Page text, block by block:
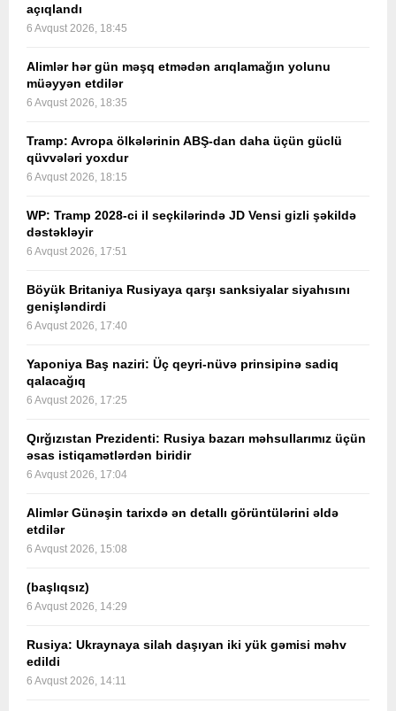
açıqlandı
6 Avqust 2026, 18:45
Alimlər hər gün məşq etmədən arıqlamağın yolunu
müəyyən etdilər
6 Avqust 2026, 18:35
Tramp: Avropa ölkələrinin ABŞ-dan daha üçün güclü
qüvvələri yoxdur
6 Avqust 2026, 18:15
WP: Tramp 2028-ci il seçkilərində JD Vensi gizli şəkildə
dəstəkləyir
6 Avqust 2026, 17:51
Böyük Britaniya Rusiyaya qarşı sanksiyalar siyahısını
genişləndirdi
6 Avqust 2026, 17:40
Yaponiya Baş naziri: Üç qeyri-nüvə prinsipinə sadiq
qalacağıq
6 Avqust 2026, 17:25
Qırğızıstan Prezidenti: Rusiya bazarı məhsullarımız üçün
əsas istiqamətlərdən biridir
6 Avqust 2026, 17:04
Alimlər Günəşin tarixdə ən detallı görüntülərini əldə
etdilər
6 Avqust 2026, 15:08
(başlıqsız)
6 Avqust 2026, 14:29
Rusiya: Ukraynaya silah daşıyan iki yük gəmisi məhv
edildi
6 Avqust 2026, 14:11